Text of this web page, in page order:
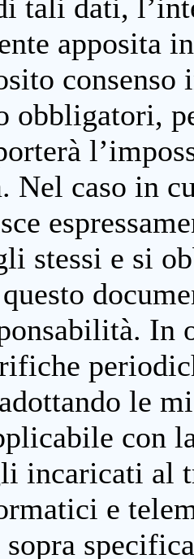
tali dati,
apposita
obbligatori,
Nel caso in
stessi e si
In
le
con
incaricati al
e